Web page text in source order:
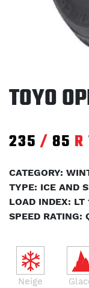
TOYO
235 / 85 R
CATEGORY:
TYPE: ICE AND
LOAD INDEX: LT
SPEED RATING:
Neige